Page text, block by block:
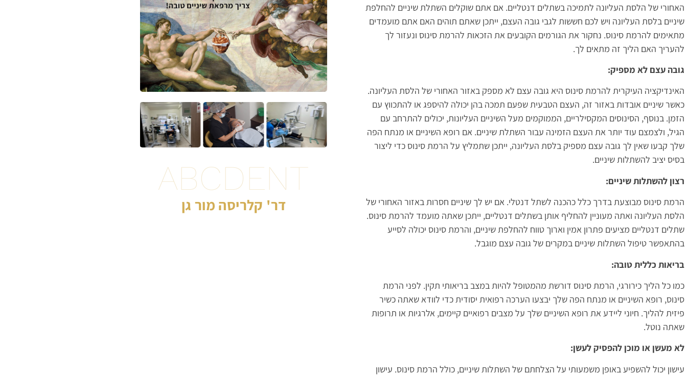
האחורי של הלסת העליונה לתמיכה בשתלים דנטליים. אם אתם שוקלים השתלת שיניים להחלפת
שיניים בלסת העליונה ויש לכם חששות לגבי גובה העצם, ייתכן שאתם תוהים האם אתם מועמדים
מתאימים להרמת סינוס. נחקור את הגורמים הקובעים את הזכאות להרמת סינוס ונעזור לך
להעריך האם הליך זה מתאים לך.
גובה עצם לא מספיק:
האינדיקציה העיקרית להרמת סינוס היא גובה עצם לא מספק באזור האחורי של הלסת העליונה.
כאשר שיניים אובדות באזור זה, העצם הטבעית שפעם תמכה בהן יכולה להיספג או להתכווץ עם
הזמן. בנוסף, הסינוסים המקסילריים, הממוקמים מעל השיניים העליונות, יכולים להתרחב עם
הגיל, ולצמצם עוד יותר את העצם הזמינה עבור השתלת שיניים. אם רופא השיניים או מנתח הפה
שלך קבעו שאין לך גובה עצם מספיק בלסת העליונה, ייתכן שתמליץ על הרמת סינוס כדי ליצור
בסיס יציב להשתלות שיניים.
רצון להשתלות שיניים:
הרמת סינוס מבוצעת בדרך כלל כהכנה לשתל דנטלי. אם יש לך שיניים חסרות באזור האחורי של
הלסת העליונה ואתה מעוניין להחליף אותן בשתלים דנטליים, ייתכן שאתה מועמד להרמת סינוס.
שתלים דנטליים מציעים פתרון אמין וארוך טווח להחלפת שיניים, והרמת סינוס יכולה לסייע
בהתאפשר טיפול השתלות שיניים במקרים של גובה עצם מוגבל.
בריאות כללית טובה:
כמו כל הליך כירורגי, הרמת סינוס דורשת מהמטופל להיות במצב בריאותי תקין. לפני הרמת
סינוס, רופא השיניים או מנתח הפה שלך יבצעו הערכה רפואית יסודית כדי לוודא שאתה כשיר
פיזית להליך. חיוני ליידע את רופא השיניים שלך על מצבים רפואיים קיימים, אלרגיות או תרופות
שאתה נוטל.
לא מעשן או מוכן להפסיק לעשן:
עישון יכול להשפיע באופן משמעותי על הצלחתם של השתלות שיניים, כולל הרמת סינוס. עישון
ABCDENT
דר' קלריסה מור גן